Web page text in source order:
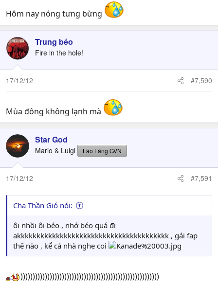
Hôm nay nóng tưng bừng
Trung béo
Fire in the hole!
17/12/12 #7,590
Mùa đông không lạnh mà
Star God
Mario & Luigi Lão Làng GVN
17/12/12 #7,591
Cha Thần Gió nói:
ôi nhồi ôi béo , nhớ béo quá đi
akkkkkkkkkkkkkkkkkkkkkkkkkkkkkkkkkkkkkkk , gái fap
thế nào , kể cả nhà nghe coi
)))))))))))))))))))))))))))))))))))))))))))))))))))))))))